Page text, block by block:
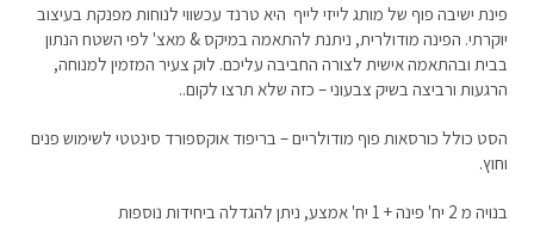
פינת ישיבה פוף של מותג לייזי לייף היא טרנד עכשווי לנוחות מפנקת בעיצוב
יוקרתי. הפינה מודולרית, ניתנת להתאמה במיקס & מאצ' לפי השטח הנתון
בבית ובהתאמה אישית לצורה החביבה עליכם. לוק צעיר המזמין למנוחה,
הרגעות ורביצה בשיק צבעוני – כזה שלא תרצו לקום..
הסט כולל כורסאות פוף מודולריים – בריפוד אוקספורד סינטטי לשימוש פנים
וחוץ.
בנויה מ 2 יח' פינה + 1 יח' אמצע, ניתן להגדלה ביחידות נוספות